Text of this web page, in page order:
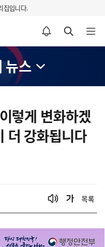
집입니다.
알림설정 바로가기 검색 바로가기 메뉴 열기
뉴스
렇게 변화하겠
강화됩니다
목록